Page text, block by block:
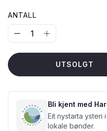
ANTALL
UTSOLGT
Bli kjent med
Eit nystarta
lokale bønder.